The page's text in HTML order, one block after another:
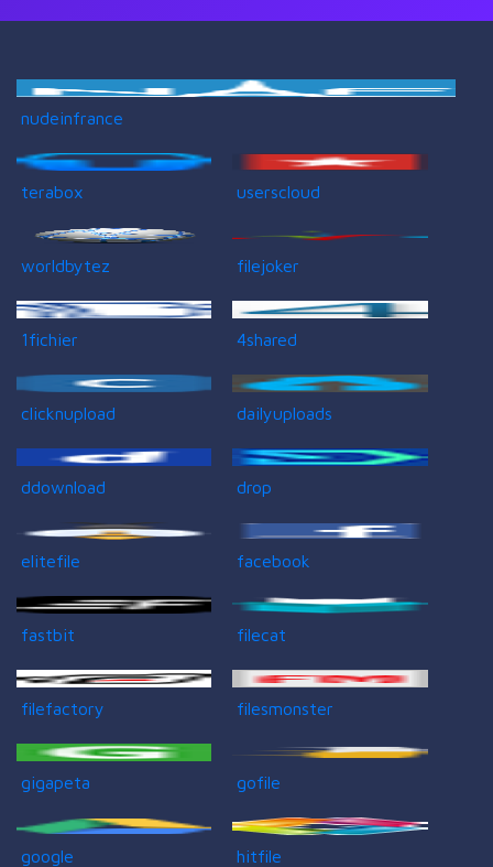
nudeinfrance
terabox userscloud
worldbytez filejoker
1fichier 4shared
clicknupload dailyuploads
ddownload drop
elitefile facebook
fastbit filecat
filefactory filesmonster
gigapeta gofile
google hitfile